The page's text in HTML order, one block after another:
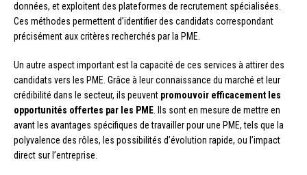
données, et exploitent des plateformes de recrutement spécialisées.
Ces méthodes permettent d’identifier des candidats correspondant
précisément aux critères recherchés par la PME.
Un autre aspect important est la capacité de ces services à attirer des
candidats vers les PME. Grâce à leur connaissance du marché et leur
crédibilité dans le secteur, ils peuvent promouvoir efficacement les
opportunités offertes par les PME . Ils sont en mesure de mettre en
avant les avantages spécifiques de travailler pour une PME, tels que la
polyvalence des rôles, les possibilités d’évolution rapide, ou l’impact
direct sur l’entreprise.